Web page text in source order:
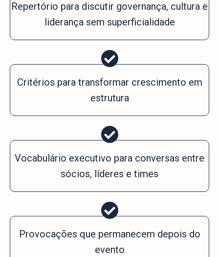
Repertório para discutir governança, cultura e
liderança sem superficialidade
Critérios para transformar crescimento em
estrutura
Vocabulário executivo para conversas entre
sócios, líderes e times
Provocações que permanecem depois do
evento